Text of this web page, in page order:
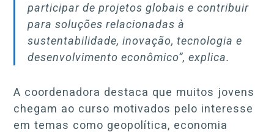
participar de projetos globais e contribuir
para soluções relacionadas à
sustentabilidade, inovação, tecnologia e
desenvolvimento econômico”, explica.
A coordenadora destaca que muitos jovens
chegam ao curso motivados pelo interesse
em temas como geopolítica, economia